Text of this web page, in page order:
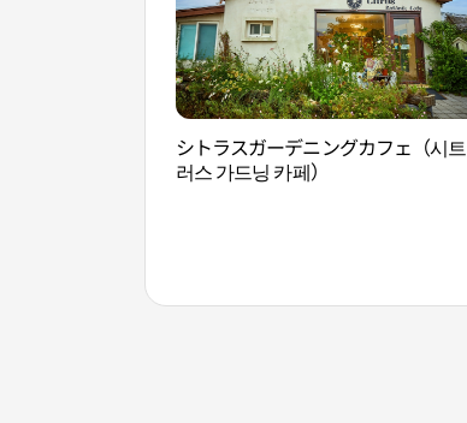
シトラスガーデニングカフェ（시트
러스 가드닝 카페）